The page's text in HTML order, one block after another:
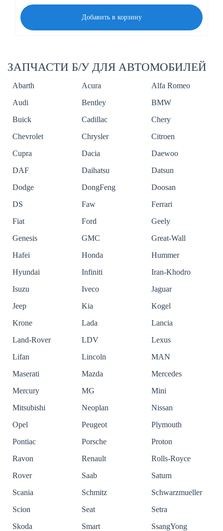
Добавить в корзину
ЗАПЧАСТИ Б/У ДЛЯ АВТОМОБИЛЕЙ
Abarth Acura
Alfa Romeo
Audi
Bentley
BMW
Buick
Cadillac
Chery
Chevrolet
Chrysler
Citroen
Cupra
Dacia
Daewoo
DAF
Daihatsu
Datsun
Dodge
DongFeng
Doosan
DS
Faw
Ferrari
Fiat
Ford
Geely
Genesis
GMC
Great-Wall
Hafei
Honda
Hummer
Hyundai
Infiniti
Iran-Khodro
Isuzu
Iveco
Jaguar
Jeep
Kia
Kogel
Krone
Lada
Lancia
Land-Rover
LDV
Lexus
Lifan
Lincoln
MAN
Maserati
Mazda
Mercedes
Mercury
MG
Mini
Mitsubishi
Neoplan
Nissan
Opel
Peugeot
Plymouth
Pontiac
Porsche
Proton
Ravon
Renault
Rolls-Royce
Rover
Saab
Saturn
Scania
Schmitz
Schwarzmueller
Scion
Seat
Setra
Skoda
Smart
SsangYong